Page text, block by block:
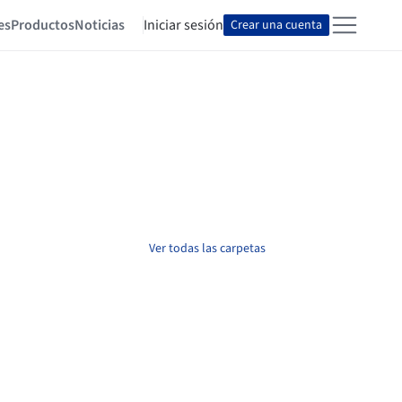
ProductosNoticias Iniciar sesión Crear una cuenta
Ver todas las carpetas